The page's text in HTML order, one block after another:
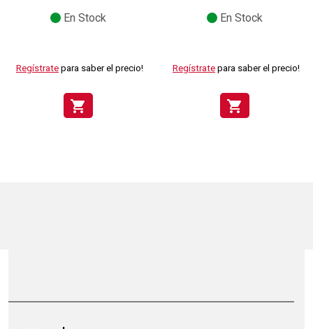
En Stock
Regístrate para saber el precio!
shopping_cart
En Stock
Regístrate para saber el precio!
shopping_cart